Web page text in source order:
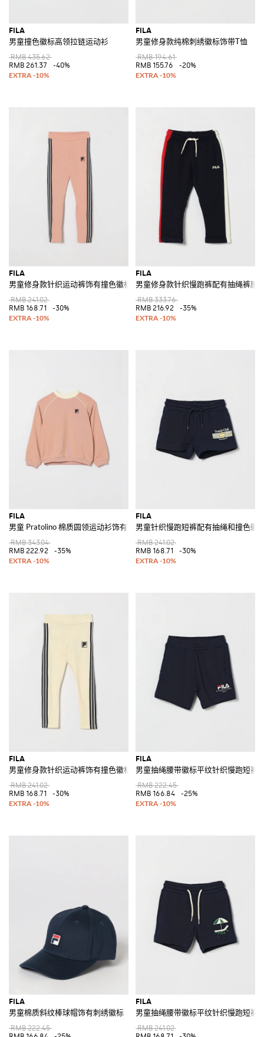
FILA
男童撞色徽标高领拉链运动衫
RMB 435.62
RMB 261.37
-40%
FILA
男童修身款纯棉刺绣徽标饰带T恤
RMB 194.61
RMB 155.76
-20%
FILA
男童修身款针织运动裤饰有撞色徽标
RMB 241.02
RMB 168.71
-30%
FILA
男童修身款针织慢跑裤配有抽绳裤腰
RMB 333.76
RMB 216.92
-35%
FILA
男童 Pratolino 棉质圆领运动衫饰有徽标
RMB 343.04
RMB 222.92
-35%
FILA
男童针织慢跑短裤配有抽绳和撞色徽
RMB 241.02
RMB 168.71
-30%
FILA
男童修身款针织运动裤饰有撞色徽标
RMB 241.02
RMB 168.71
-30%
FILA
男童抽绳腰带徽标平纹针织慢跑短裤
RMB 222.45
RMB 166.84
-25%
FILA
男童棉质斜纹棒球帽饰有刺绣徽标
RMB 222.45
FILA
男童抽绳腰带徽标平纹针织慢跑短裤
RMB 241.02